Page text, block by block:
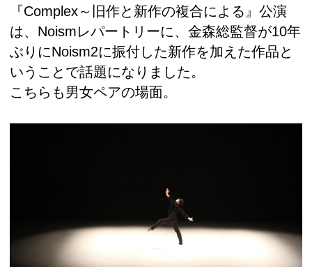
『Complex～旧作と新作の複合による』公演
は、Noismレパートリーに、金森総監督が10年
ぶりにNoism2に振付した新作を加えた作品と
いうことで話題になりました。
こちらも男女ペアの場面。